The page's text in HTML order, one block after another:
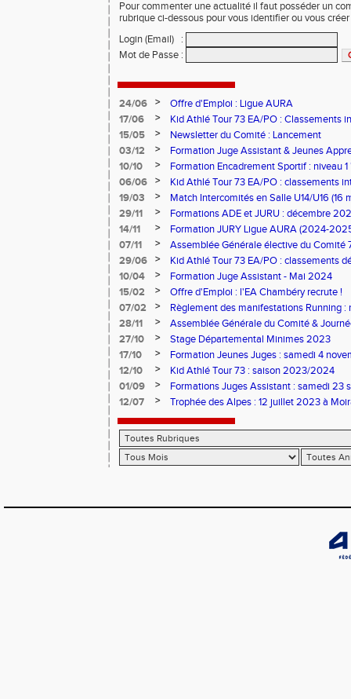
Pour commenter une actualité il faut posséder un
rubrique ci-dessous pour vous identifier ou vous
Login (Email)
:
Mot de Passe :
24/06 >
Offre d'Emploi : Ligue AURA
17/06
>
Kid Athlé Tour 73 EA/PO : Classements
15/05
>
Newsletter du Comité : Lancement
03/12
>
Formation Juge Assistant & Jeunes
Aix-les-Bains
10/10 >
Formation Encadrement Sportif : niveau
2025 à Pontcharra)
06/06 >
Kid Athlé Tour 73 EA/PO : classements
19/03
>
Match Intercomités en Salle U14/U16 (16
29/11
>
Formations ADE et JURU : décembre
14/11
>
Formation JURY Ligue AURA (2024-
07/11
>
Assemblée Générale élective du Comité
29/06
>
Kid Athlé Tour 73 EA/PO : classements
10/04
>
Formation Juge Assistant - Mai 2024
15/02
>
Offre d'Emploi : l'EA Chambéry recrute !
07/02
>
Règlement des manifestations Running :
28/11
>
Assemblée Générale du Comité &
27/10
>
Stage Départemental Minimes 2023
17/10
>
Formation Jeunes Juges : samedi 4
12/10
>
Kid Athlé Tour 73 : saison 2023/2024
01/09
>
Formations Juges Assistant : samedi 23
12/07
> Trophée des Alpes : 12 juillet 2023 à